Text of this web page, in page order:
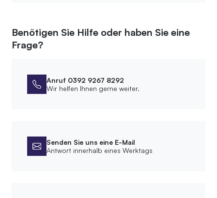
Benötigen Sie Hilfe oder haben Sie eine
Frage?
Anruf 0392 9267 8292
Wir helfen Ihnen gerne weiter.
Senden Sie uns eine E-Mail
Antwort innerhalb eines Werktags